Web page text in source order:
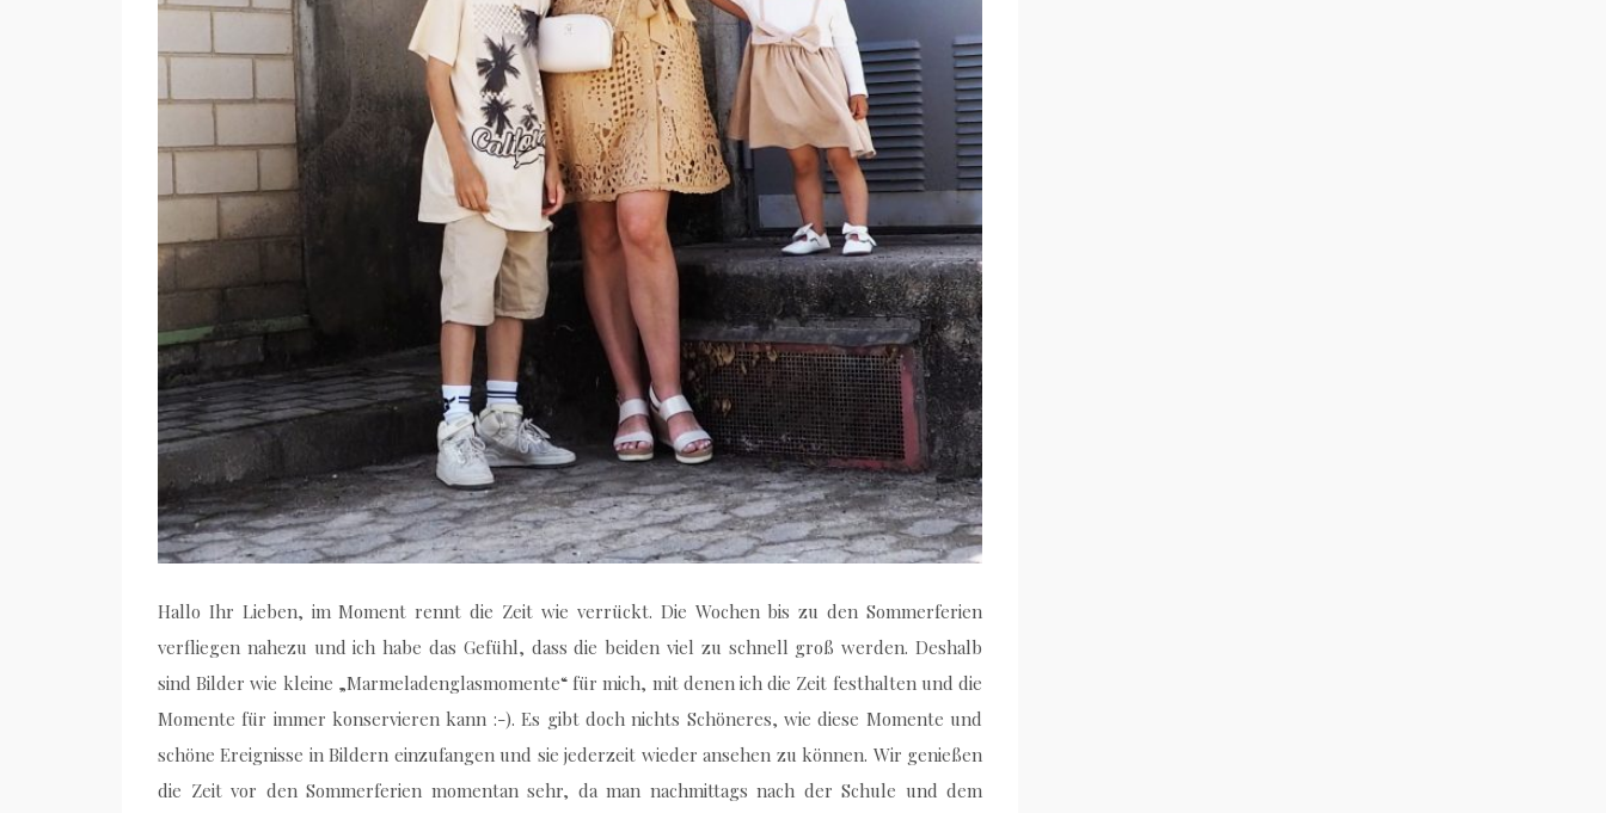
Hallo Ihr Lieben, im Moment rennt die Zeit wie verrückt. Die Wochen bis zu den Sommerferien
verfliegen nahezu und ich habe das Gefühl, dass die beiden viel zu schnell groß werden. Deshalb
sind Bilder wie kleine „Marmeladenglasmomente“ für mich, mit denen ich die Zeit festhalten und die
Momente für immer konservieren kann :-). Es gibt doch nichts Schöneres, wie diese Momente und
schöne Ereignisse in Bildern einzufangen und sie jederzeit wieder ansehen zu können. Wir genießen
die Zeit vor den Sommerferien momentan sehr, da man nachmittags nach der Schule und dem